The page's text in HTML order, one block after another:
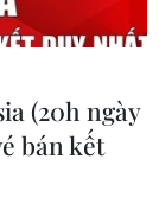
(20h ngày
bán kết